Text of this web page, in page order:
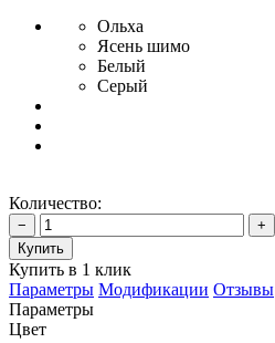
Ольха
Ясень шимо
Белый
Серый
Количество:
−
+
Купить
Купить в 1 клик
Параметры Модификации Отзывы
Параметры
Цвет